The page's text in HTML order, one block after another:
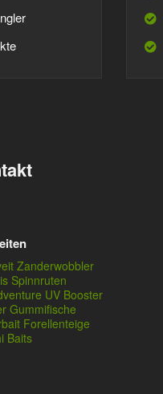
Zanderwobbler
Spinnruten
UV Booster
Gummifische
Forellenteige
Baits